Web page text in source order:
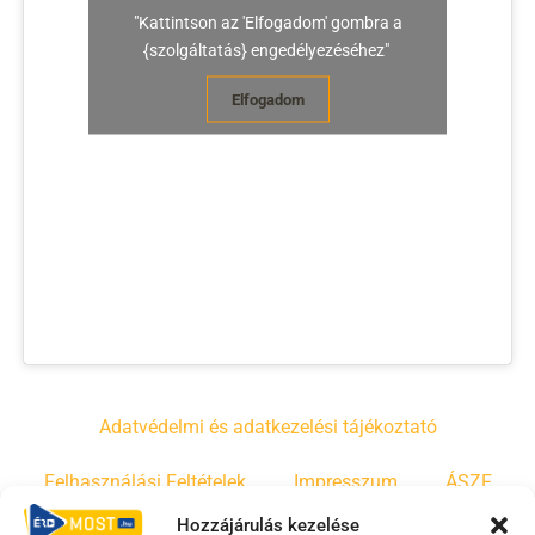
Hozzájárulás kezelése
"Kattintson az 'Elfogadom' gombra a
{szolgáltatás} engedélyezéséhez"
Elfogadom
Adatvédelmi és adatkezelési tájékoztató
Felhasználási Feltételek Impresszum ÁSZF